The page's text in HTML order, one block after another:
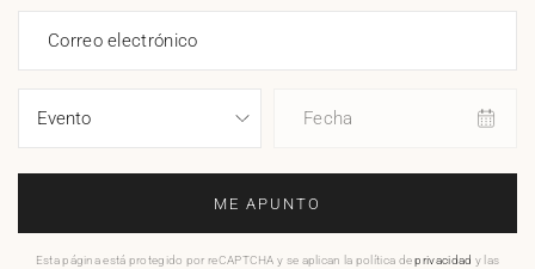
Correo electrónico
Fecha
ME APUNTO
Esta página está protegido por reCAPTCHA y se aplican la política deprivacidad y las